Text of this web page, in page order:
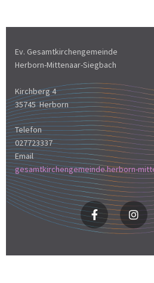
Ev. Gesamtkirchengemeinde
Herborn-Mittenaar-Siegbach
Kirchberg 4
35745 Herborn
Telefon
027723337
Email
gesamtkirchengemeinde.herborn-